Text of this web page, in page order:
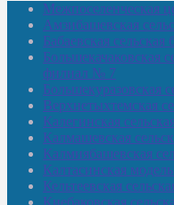
Межпоселенческая
Амзибашевская
Бабаевская
Большекачаковская
филиал № 7
Большекуразовская
Верхнетыхтемская
Калегинская
Калмашевская
Калмиябашевская
Калтасинская
Кельтеевская